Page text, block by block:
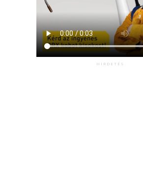
HIRDETÉS